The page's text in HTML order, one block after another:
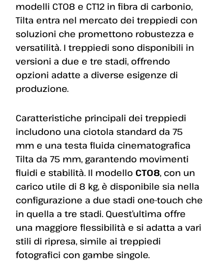
modelli CT08 e CT12 in fibra di carbonio,
Tilta entra nel mercato dei treppiedi con
soluzioni che promettono robustezza e
versatilità. I treppiedi sono disponibili in
versioni a due e tre stadi, offrendo
opzioni adatte a diverse esigenze di
produzione.
Caratteristiche principali dei treppiedi
includono una ciotola standard da 75
mm e una testa fluida cinematografica
Tilta da 75 mm, garantendo movimenti
fluidi e stabilità. Il modello CT08, con un
carico utile di 8 kg, è disponibile sia nella
configurazione a due stadi one-touch che
in quella a tre stadi. Quest’ultima offre
una maggiore flessibilità e si adatta a vari
stili di ripresa, simile ai treppiedi
fotografici con gambe singole.